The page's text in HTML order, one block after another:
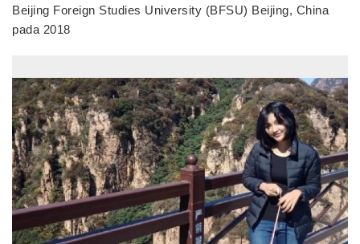
Beijing Foreign Studies University (BFSU) Beijing, China
pada 2018